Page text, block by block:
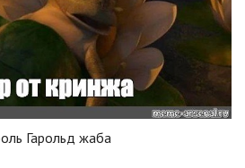
Гарольд жаба